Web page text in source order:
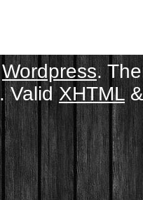
Wordpress.
. ValidXHTML